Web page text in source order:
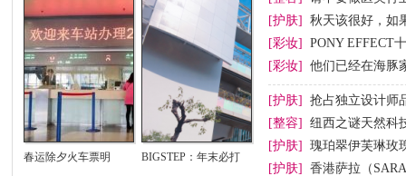
春运除夕火车票明
BIGSTEP：年末必打
[护肤]
秋天该很好，如
[彩妆]
PONY EFFECT
节妆
[彩妆] 他们已经在海豚
[护肤]
抢占独立设计师
[整容]
纽西之谜天然科
[护肤]
瑰珀翠伊芙琳玫
[护肤]
香港萨拉（